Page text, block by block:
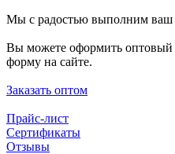
Мы с радостью выполним ваш
Вы можете оформить оптовый
форму на сайте.
Заказать оптом
Прайс-лист
Сертификаты
Отзывы